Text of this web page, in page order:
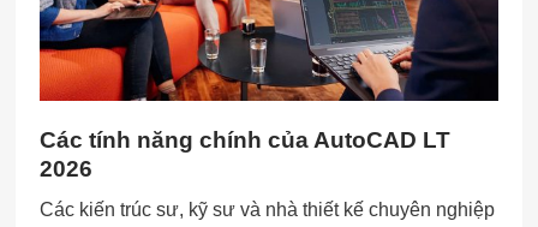
Các tính năng chính của AutoCAD LT
2026
Các kiến trúc sư, kỹ sư và nhà thiết kế chuyên nghiệp